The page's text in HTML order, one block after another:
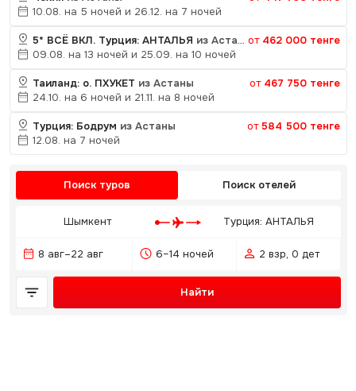
10.08. на 5 ночей и 26.12. на 7 ночей
5* ВСЁ ВКЛ. Турция: АНТАЛЬЯ из Астаны от 462 000 тенге
09.08. на 13 ночей и 25.09. на 10 ночей
Таиланд: о. ПХУКЕТ из Астаны от 467 750 тенге
24.10. на 6 ночей и 21.11. на 8 ночей
Турция: Бодрум из Астаны от584 500 тенге
12.08. на 7 ночей
Поиск туров Поиск отелей
Шымкент Турция: АНТАЛЬЯ
8 авг–22 авг 6–14 ночей 2 взр, 0 дет
Найти